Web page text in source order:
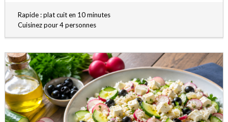
Rapide : plat cuit en 10 minutes
Cuisinez pour 4 personnes